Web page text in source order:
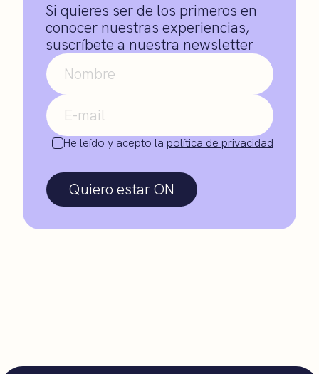
Si quieres ser de los primeros en
conocer nuestras experiencias,
suscríbete a nuestra newsletter
He leído y acepto la política de privacidad
Quiero estar ON